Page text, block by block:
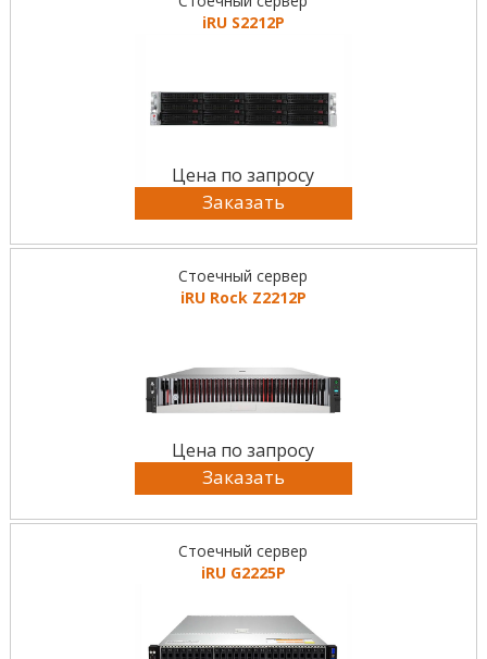
iRU S2212P
Цена по запросу
Заказать
Стоечный сервер
iRU Rock Z2212P
Цена по запросу
Заказать
Стоечный сервер
iRU G2225P